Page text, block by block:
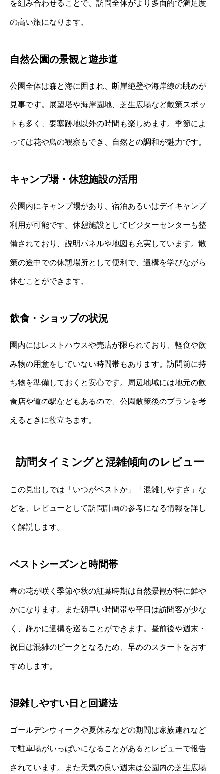
を組み合わせることで、訪問全体がより多面的で満足度
の高い旅になります。
自然公園の景観と遊歩道
公園全体は森と海に囲まれ、断崖絶壁や海岸線の眺めが
見事です。展望塔や海岸園地、芝生広場など散策スポッ
トも多く、要塞跡地以外の時間も楽しめます。季節によ
っては花や鳥の観察もでき、自然との調和が魅力です。
キャンプ場・休憩施設の活用
公園内にキャンプ場があり、宿泊あるいはデイキャンプ
利用が可能です。休憩施設としてビジターセンターも整
備されており、説明パネルや地図も充実しています。散
策の途中での休憩場所として便利で、遺構を学びながら
休むことができます。
飲食・ショップの状況
園内にはレストハウスや売店が限られており、軽食や飲
み物の用意をしていない時間帯もあります。訪問前に持
ち物を準備しておくと安心です。周辺地域には地元の飲
食店や道の駅などもあるので、公園散策後のプランを考
えるときに役立ちます。
訪問タイミングと混雑傾向のレビュー
この見出しでは「いつがベストか」「混雑しやすさ」な
どを、レビューとして訪問計画の参考になる情報を詳し
く解説します。
ベストシーズンと時間帯
春の花が咲く季節や秋の紅葉時期は自然景観が特に鮮や
かになります。また朝早い時間帯や平日は訪問客が少な
く、静かに遺構を巡ることができます。昼前後や週末・
祝日は混雑のピークとなるため、早めのスタートをおす
すめします。
混雑しやすい日と回避法
ゴールデンウィークや夏休みなどの期間は家族連れなど
で駐車場がいっぱいになることがあるとレビューで報告
されています。また天気の良い週末は公園内の芝生広場